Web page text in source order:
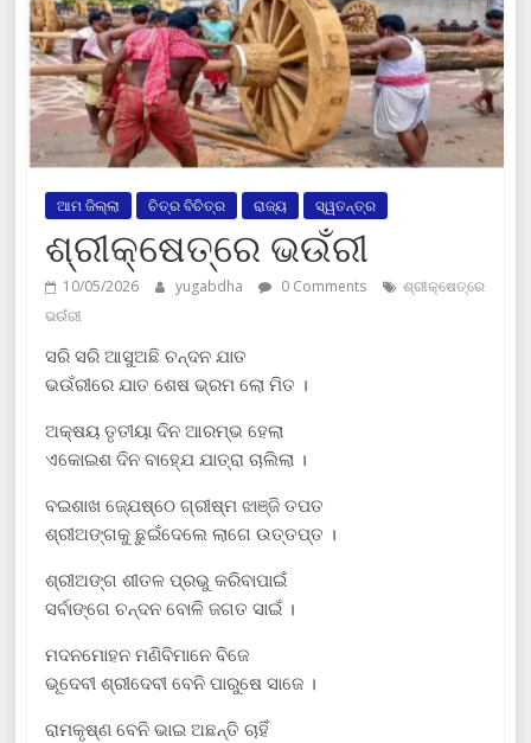
ଆମ ଜିଲ୍ଲା ଚିତ୍ର ବିଚିତ୍ର ରାଜ୍ୟ ସ୍ୱତନ୍ତ୍ର
ଶ୍ରୀକ୍ଷେତ୍ରେ ଭଉଁରୀ
10/05/2026 yugabdha 0 Comments
ଶ୍ରୀକ୍ଷେତ୍ରେ
ଭଉଁରୀ
ସରି ସରି ଆସୁଅଛି ଚନ୍ଦନ ଯାତ
ଭଉଁରୀରେ ଯାତ ଶେଷ ଭ୍ରମ ଲୋ ମିତ ।
ଅକ୍ଷୟ ତୃତୀୟା ଦିନ ଆରମ୍ଭ ହେଲା
ଏକୋଇଶ ଦିନ ବାହ୍ଯେ ଯାତ୍ରା ଚାଲିଲା ।
ବଇଶାଖ ଜ୍ଯେଷ୍ଠେ ଗ୍ରୀଷ୍ମ ଝାଞ୍ଜି ତପତ
ଶ୍ରୀଅଙ୍ଗକୁ ଛୁଇଁଦେଲେ ଲାଗେ ଉତ୍ତପ୍ତ ।
ଶ୍ରୀଅଙ୍ଗ ଶୀତଳ ପ୍ରଭୁ କରିବାପାଇଁ
ସର୍ବାଙ୍ଗେ ଚନ୍ଦନ ବୋଳି ଜଗତ ସାଇଁ ।
ମଦନମୋହନ ମଣିବିମାନେ ବିଜେ
ଭୂଦେବୀ ଶ୍ରୀଦେବୀ ବେନି ପାରୁଷେ ସାଜେ ।
ରାମକୃଷ୍ଣ ବେନି ଭାଇ ଅଛନ୍ତି ଚାହିଁ